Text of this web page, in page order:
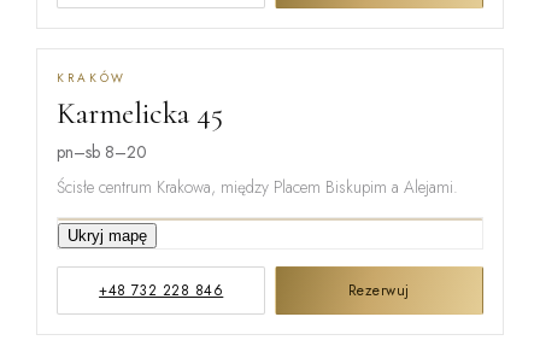
KRAKÓW
Karmelicka 45
pn–sb 8–20
Ścisłe centrum Krakowa, między Placem Biskupim a Alejami.
KARMELICKA
Ukryj mapę
+48 732 228 846 Rezerwuj